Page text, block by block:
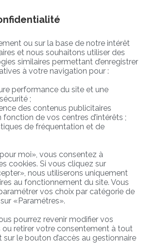
ou sur la base de notre intérêt
et nous souhaitons utiliser des
similaires permettant d’enregistrer
à votre navigation pour :
performance du site et une
;
des contenus publicitaires
fonction de vos centres d’intérêts ;
de fréquentation et de
moi», vous consentez à
cookies. Si vous cliquez sur
nous utiliserons uniquement
au fonctionnement du site. Vous
vos choix par catégorie de
«Paramétres».
pourrez revenir modifier vos
retirer votre consentement à tout
le bouton d’accès au gestionnaire